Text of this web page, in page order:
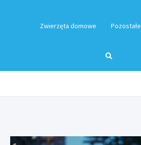
Zwierzęta domowe Pozostałe